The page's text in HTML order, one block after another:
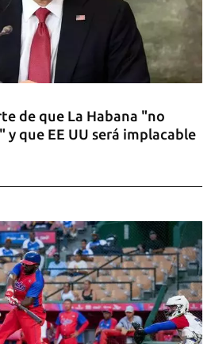
de que La Habana "no
que EE UU será implacable